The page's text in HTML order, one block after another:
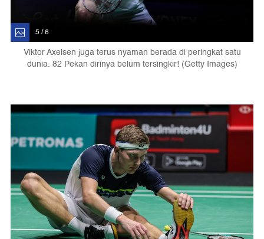
5 / 6
Viktor Axelsen juga terus nyaman berada di peringkat satu
dunia. 82 Pekan dirinya belum tersingkir! (Getty Images)